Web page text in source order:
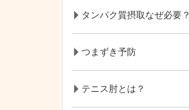
タンパク質摂取なぜ必要？
つまずき予防
テニス肘とは？